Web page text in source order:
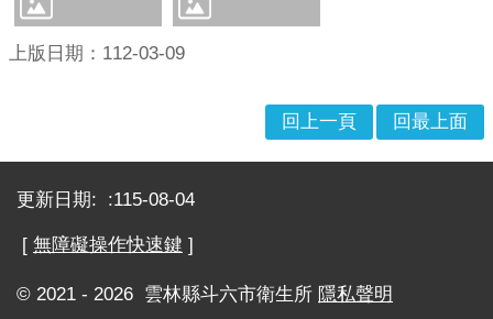
目
一
務
白
皮
書
服
上版日期：112-03-09
回上一頁 回最上面
更新日期:
115-08-04
[ 無障礙操作快速鍵 ]
© 2021 - 2026 雲林縣斗六市衛生所 隱私聲明